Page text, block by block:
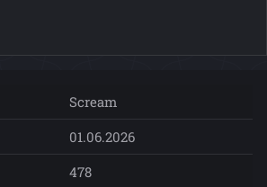
Scream
01.06.2026
478